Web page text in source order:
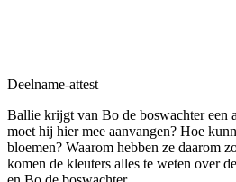
Deelname-attest
Ballie krijgt van Bo de boswachter een
moet hij hier mee aanvangen? Hoe
bloemen? Waarom hebben ze daarom
komen de kleuters alles te weten over